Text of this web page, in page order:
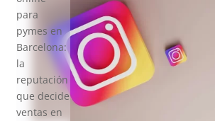
para
pymes en
Barcelona:
la
reputación
que decide
ventas en